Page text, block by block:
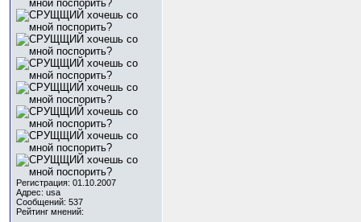
Регистрация: 01.10.2007
Адрес: usa
Сообщений: 537
Рейтинг мнений: